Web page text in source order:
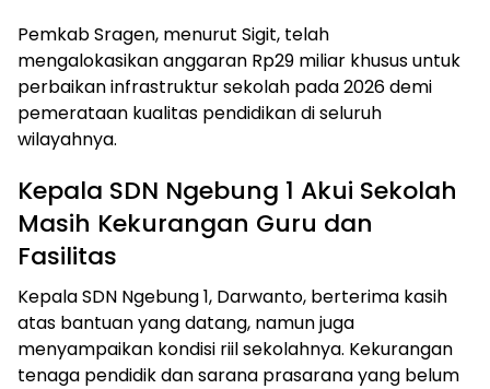
Pemkab Sragen, menurut Sigit, telah
mengalokasikan anggaran Rp29 miliar khusus untuk
perbaikan infrastruktur sekolah pada 2026 demi
pemerataan kualitas pendidikan di seluruh
wilayahnya.
Kepala SDN Ngebung 1 Akui Sekolah
Masih Kekurangan Guru dan
Fasilitas
Kepala SDN Ngebung 1, Darwanto, berterima kasih
atas bantuan yang datang, namun juga
menyampaikan kondisi riil sekolahnya. Kekurangan
tenaga pendidik dan sarana prasarana yang belum